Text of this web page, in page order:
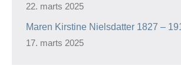
22. marts 2025
Maren Kirstine Nielsdatter 1827 –
17. marts 2025